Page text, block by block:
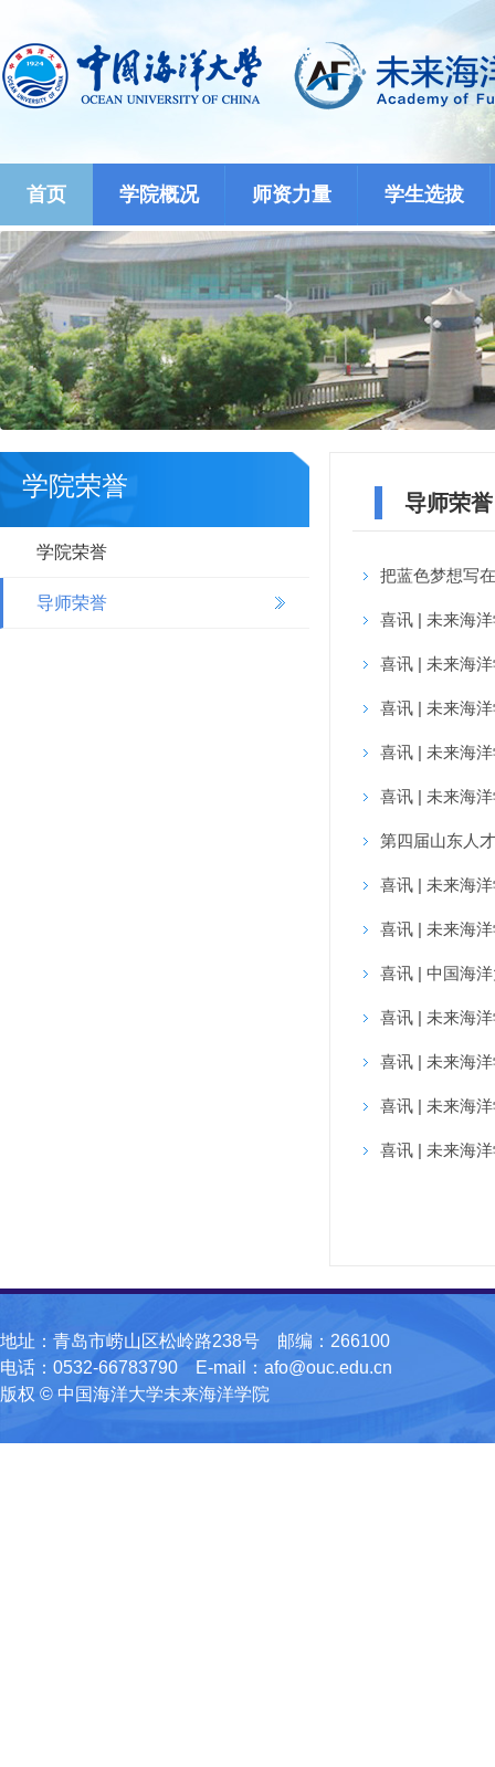
首页 学院概况 师资力量 学生选拔
学院荣誉
学院荣誉
导师荣誉
导师荣誉
把蓝色梦想写
喜讯 | 未来海
喜讯 | 未来海
喜讯 | 未来海
喜讯 | 未来海
喜讯 | 未来海
第四届山东人
喜讯 | 未来海
喜讯 | 未来海
喜讯 | 中国海
喜讯 | 未来海
喜讯 | 未来海
喜讯 | 未来海
喜讯 | 未来海
地址：青岛市崂山区松岭路238号 邮编：266100
电话：0532-66783790 E-mail：afo@ouc.edu.cn
版权 © 中国海洋大学未来海洋学院